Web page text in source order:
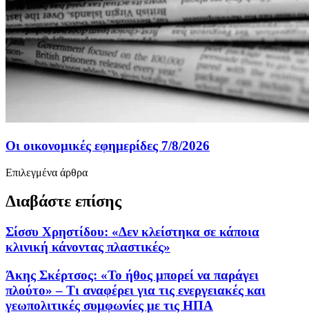
Οι οικονομικές εφημερίδες 7/8/2026
Επιλεγμένα άρθρα
Διαβάστε επίσης
Σίσσυ Χρηστίδου: «Δεν κλείστηκα σε κάποια
κλινική κάνοντας πλαστικές»
Άκης Σκέρτσος: «Το ήθος μπορεί να παράγει
πλούτο» – Τι αναφέρει για τις ενεργειακές και
γεωπολιτικές συμφωνίες με τις ΗΠΑ